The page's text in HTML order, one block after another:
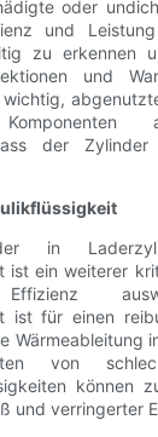
oder
und
zu erkennen
und
wichtig,
der
in
ist ein weiterer
ist für einen
Wärmeableitung
von
können
und verringerter